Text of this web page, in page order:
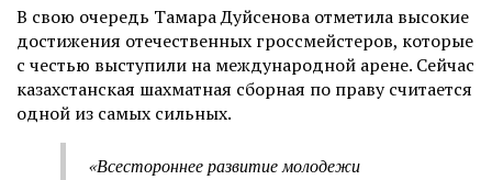
В свою очередь Тамара Дуйсенова отметила высокие
достижения отечественных гроссмейстеров, которые
с честью выступили на международной арене. Сейчас
казахстанская шахматная сборная по праву считается
одной из самых сильных.
«Всестороннее развитие молодежи